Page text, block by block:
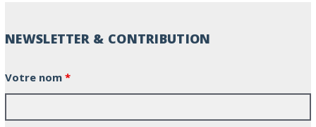
NEWSLETTER & CONTRIBUTION
Votre nom *